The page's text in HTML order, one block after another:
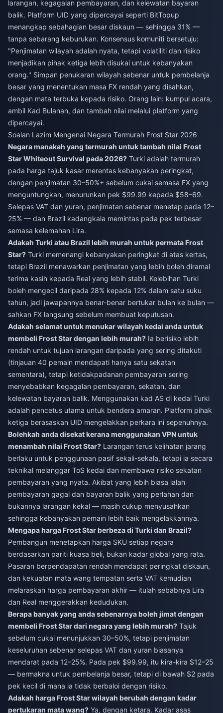
larangan, kegagalan pembayaran, dan kelewatan bayaran
balik. Platform UID yang dipercayai seperti BitTopup
menangkap sebahagian besar diskaun — sehingga 31% —
tanpa sebarang keburukan. Konsensus komuniti bersetuju:
"Penjimatan wilayah adalah nyata, tetapi volatiliti dan risiko
menjadikan pihak ketiga lebih disukai untuk kebanyakan
orang." Simpan penukaran wilayah sebenar untuk pembelanja
besar yang menentukan masa FX rendah yang disahkan,
dengan mata terbuka kepada risiko. Orang lain: kumpul acara,
ambil Kad Bulanan, dan tambah nilai melalui platform yang
dipercayai.
Soalan Lazim Mengenai Negara Termurah Frost Star 2026
Negara manakah yang termurah untuk tambah nilai Frost
Star Whiteout Survival pada 2026? Turki adalah termurah
pada harga tajuk kasar merentas kebanyakan peringkat,
dengan penjimatan 30–50%+ sebelum cukai semasa FX yang
menguntungkan, menurunkan pek $99.99 kepada $58–69.
Selepas VAT dan yuran, penjimatan sebenar menetap pada 12–
25% — dan Brazil kadangkala memintas pada pek terbesar
semasa kelemahan Lira.
Adakah Turki atau Brazil lebih murah untuk permata Frost
Star? Turki memenangi kebanyakan peringkat di atas kertas,
tetapi Brazil menawarkan penjimatan yang lebih boleh diramal
terima kasih kepada Real yang lebih stabil. Kelebihan Turki
boleh mengecil daripada 28% kepada 12% dalam satu suku
tahun, jadi jawapannya benar-benar bertukar bulan ke bulan —
sahkan FX langsung sebelum membuat keputusan.
Adakah selamat untuk menukar wilayah kedai anda untuk
membeli Frost Star dengan lebih murah? Ia berisiko lebih
rendah untuk tujuan larangan daripada yang sering ditakuti
(tinjauan 40 pemain mendapati hanya satu sekatan
sementara), tetapi ketidakpadanan pembayaran sering
menyebabkan kegagalan pembayaran, sekatan, dan
kelewatan bayaran balik. Menggunakan kad AS di kedai Turki
adalah pencetus utama untuk bendera amaran. Platform pihak
ketiga berasaskan UID mengelakkan perkara ini sepenuhnya.
Bolehkah anda disekat kerana menggunakan VPN untuk
menambah nilai Frost Star? Larangan terus kelihatan jarang
berlaku untuk penggunaan pasif sekali-sekala, tetapi ia secara
teknikal melanggar ToS kedai dan membawa risiko sekatan
pembayaran yang nyata. Akibat yang lebih biasa ialah
pembayaran gagal dan bayaran balik yang perlahan dan
bukannya larangan kekal — masih cukup menyusahkan
sehingga kebanyakan pemain lebih baik mengelakkannya.
Mengapa harga Frost Star berbeza di Turki dan Brazil?
Pembangun menetapkan harga SKU setiap negara
berdasarkan pariti kuasa beli, bukan kadar global yang rata.
Pasaran berpendapatan rendah mendapat peringkat diskaun,
dan kekuatan mata wang tempatan serta VAT kemudian
melaraskan harga pembayaran akhir — itulah sebabnya Lira
dan Real menggerakkan kedudukan.
Berapa banyak yang anda sebenarnya boleh jimat dengan
membeli Frost Star dari negara yang lebih murah? Tajuk
sebelum cukai menunjukkan 30–50%, tetapi penjimatan
keseluruhan sebenar selepas VAT dan yuran biasanya
mendarat pada 12–25%. Pada pek $99.99, itu kira-kira $12–25
— bermakna untuk pembelanja besar, tetapi di bawah $2 pada
pek kecil di mana ia tidak berbaloi dengan risiko.
Adakah harga Frost Star wilayah berubah dengan kadar
pertukaran mata wang? Ya, dengan ketara. Kadar asas